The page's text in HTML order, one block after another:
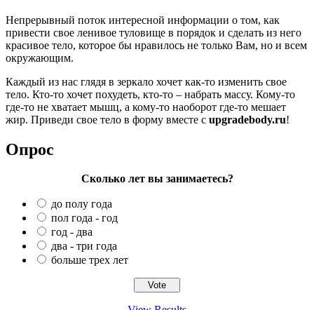
Непрерывный поток интересной информации о том, как
привести свое ленивое туловище в порядок и сделать из него
красивое тело, которое бы нравилось не только Вам, но и всем
окружающим.
Каждый из нас глядя в зеркало хочет как-то изменить свое
тело. Кто-то хочет похудеть, кто-то – набрать массу. Кому-то
где-то не хватает мышц, а кому-то наоборот где-то мешает
жир. Приведи свое тело в форму вместе с upgradebody.ru!
Опрос
Сколько лет вы занимаетесь?
до полу года
пол года - год
год - два
два - три года
больше трех лет